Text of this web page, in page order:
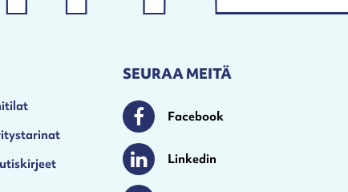
SEURAA MEITÄ
FacebookFacebook
LinkedinLinkedin